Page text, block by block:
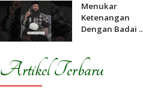
Menukar
Ketenangan
Dengan Badai ..
Artikel Terbaru